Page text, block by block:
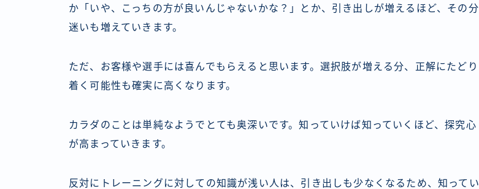
か「いや、こっちの方が良いんじゃないかな？」とか、引き出しが増えるほど、その分
迷いも増えていきます。
ただ、お客様や選手には喜んでもらえると思います。選択肢が増える分、正解にたどり
着く可能性も確実に高くなります。
カラダのことは単純なようでとても奥深いです。知っていけば知っていくほど、探究心
が高まっていきます。
反対にトレーニングに対しての知識が浅い人は、引き出しも少なくなるため、知ってい